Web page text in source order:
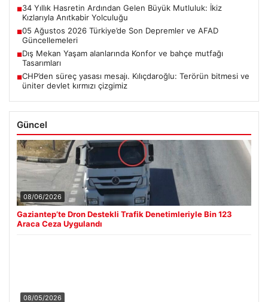
■34 Yıllık Hasretin Ardından Gelen Büyük Mutluluk: İkiz
Kızlarıyla Anıtkabir Yolculuğu
■05 Ağustos 2026 Türkiye’de Son Depremler ve AFAD
Güncellemeleri
■Dış Mekan Yaşam alanlarında Konfor ve bahçe mutfağı
Tasarımları
■CHP’den süreç yasası mesajı. Kılıçdaroğlu: Terörün bitmesi ve
üniter devlet kırmızı çizgimiz
Güncel
08/06/2026
Gaziantep’te Dron Destekli Trafik Denetimleriyle Bin 123
Araca Ceza Uygulandı
08/05/2026